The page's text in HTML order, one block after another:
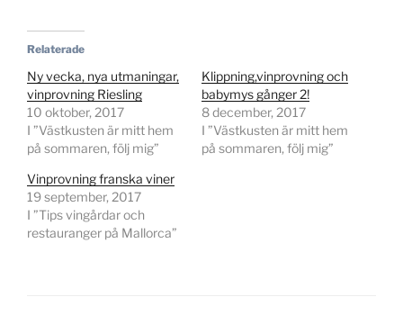
Relaterade
Ny vecka, nya utmaningar,
vinprovning Riesling
10 oktober, 2017
I ”Västkusten är mitt hem
på sommaren, följ mig”
Klippning,vinprovning och
babymys gånger 2!
8 december, 2017
I ”Västkusten är mitt hem
på sommaren, följ mig”
Vinprovning franska viner
19 september, 2017
I ”Tips vingårdar och
restauranger på Mallorca”